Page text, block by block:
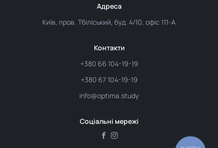
Адреса
Київ, пров. Тбіліський, буд. 4/10, офіс 111-А
Контакти
+380 66 104-19-19
+380 67 104-19-19
info@optima.study
Соціальні мережі